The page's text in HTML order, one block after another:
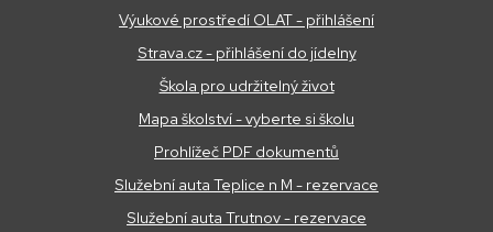
Výukové prostředí OLAT - přihlášení
Strava.cz - přihlášení do jídelny
Škola pro udržitelný život
Mapa školství - vyberte si školu
Prohlížeč PDF dokumentů
Služební auta Teplice n M - rezervace
Služební auta Trutnov - rezervace